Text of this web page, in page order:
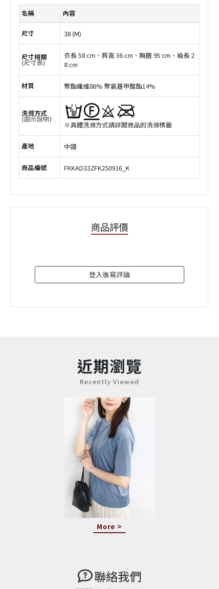
名稱 內容
尺寸 38 (M)
尺寸相關
(尺寸表)
衣長 58 cm、肩寬 36 cm、胸圍 95 cm、袖長 2
8 cm
材質 聚酯纖維86% 聚氨基甲酸酯14%
洗滌方式
(圖示說明)
※具體洗滌方式請詳閲商品的洗滌標籤
產地 中國
商品編號 FKKAD33ZFK250916_K
商品評價
登入後寫評論
近期瀏覽
Recently Viewed
More >
聯絡我們